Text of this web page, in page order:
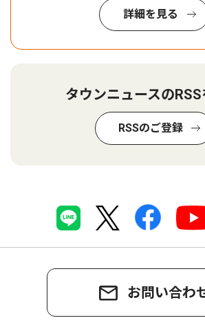
詳細を見る
タウンニュースの
RSSのご登録
お問い合わ